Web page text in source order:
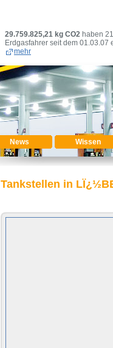
29.759.825,26 kg CO2 haben
Erdgasfahrer seit dem 01.03.07
mehr
News Wissen
Tankstellen in